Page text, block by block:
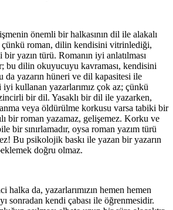
önemli bir halkasının dil ile alakalı
roman, dilin kendisini vitrinlediği,
bir yazın türü. Romanın iyi anlatılması
bu dilin okuyucuyu kavraması, kendisini
da yazarın hüneri ve dil kapasitesi ile
iyi kullanan yazarlarımız çok az; çünkü
bir dil. Yasaklı bir dil ile yazarken,
veya öldürülme korkusu varsa tabiki bir
bir roman yazamaz, gelişemez. Korku ve
bir sınırlamadır, oysa roman yazım türü
Bu psikolojik baskı ile yazan bir yazarın
doğru olmaz.
halka da, yazarlarımızın hemen hemen
sonradan kendi çabası ile öğrenmesidir.